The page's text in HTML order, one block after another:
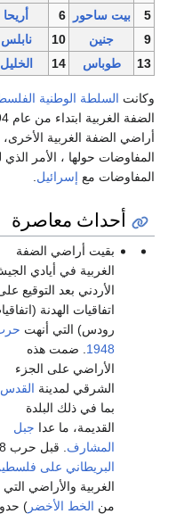
5
بيت ساحور 6 أريحا
9
جنين 10 نابلس
13
طوباس 14 الخليل
وكانت السلطة الوطنية
أراضي الضفة الغربية
المفاوضات حولها ، الأمر
المفاوضات مع إسرائيل.
أحداث معاصرة
بقيت أراضي الضفة
الغربية في أيادي
الأردني بعد التوقيع
اتفاقيات الهدنة
رودس) التي أنهت
1948 . ضمت هذه
الأراضي على الجزء
الشرقي لمدينة القدس
بما في ذلك البلدة
القديمة، ما عدا جبل
المشارف . قبل حرب 1948 كانت المنطقة جزءا من
البريطاني على
الغربية والأراضي
من الخط الأخضر )